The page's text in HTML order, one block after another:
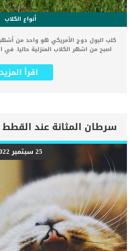
أنواع الكلاب
كلب البول دوج الأمريكي هو واحد من
اصبح من اشهر الكلاب المنزلية حاليا.
كثيرا الآن. سنقدم لك في هذا المقال
الأمريكي واشهر ألوانها وانواعها
كلاب هذه السلالة تحتاج إلى الكثير من
فهم يحتاجون مالكًا نشطًيا و ذو خبرة
الأمريكي وهما كلب من نوع يسمى
وهناك الهجين من الاثنين. يمكن لكلاب
ومخلصين للعائلة ،وذلك عن تدريبهم
البول دوج الأمريكي يعشق كلب البول دوج
لذا فإن تمشية الكلب بشكل يومي أمرًا
يتمكنوا من الركض جيدا واللعب. وبسبب
البول دوج […]
اقرأ المزيد
25 سبتمبر 2022